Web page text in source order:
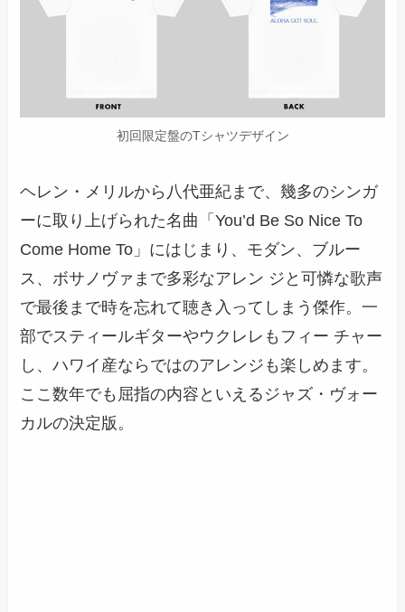
初回限定盤のTシャツデザイン
ヘレン・メリルから八代亜紀まで、幾多のシンガ
ーに取り上げられた名曲「You’d Be So Nice To
Come Home To」にはじまり、モダン、ブルー
ス、ボサノヴァまで多彩なアレン ジと可憐な歌声
で最後まで時を忘れて聴き入ってしまう傑作。一
部でスティールギターやウクレレもフィー チャー
し、ハワイ産ならではのアレンジも楽しめます。
ここ数年でも屈指の内容といえるジャズ・ヴォー
カルの決定版。